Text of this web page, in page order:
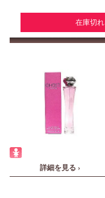
在庫切れ
詳細を見る ›